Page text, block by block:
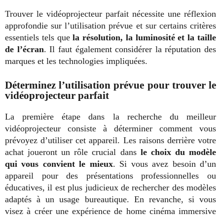
Trouver le vidéoprojecteur parfait nécessite une réflexion
approfondie sur l’utilisation prévue et sur certains critères
essentiels tels quela résolution, la luminosité et la taille
de l’écran. Il faut également considérer la réputation des
marques et les technologies impliquées.
Déterminez l’utilisation prévue pour trouver le
vidéoprojecteur parfait
La première étape dans la recherche du meilleur
vidéoprojecteur consiste à déterminer comment vous
prévoyez d’utiliser cet appareil. Les raisons derrière votre
achat joueront un rôle crucial dans le choix du modèle
qui vous convient le mieux. Si vous avez besoin d’un
appareil pour des présentations professionnelles ou
éducatives, il est plus judicieux de rechercher des modèles
adaptés à un usage bureautique. En revanche, si vous
visez à créer une expérience de home cinéma immersive